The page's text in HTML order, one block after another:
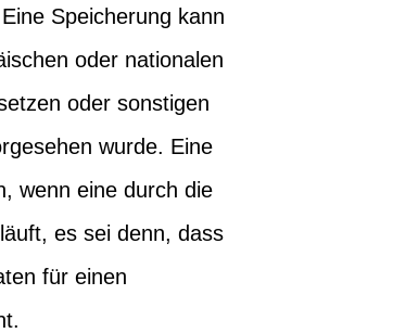
Speicherung kann
oder nationalen
oder sonstigen
wurde. Eine
wenn eine durch die
es sei denn, dass
für einen